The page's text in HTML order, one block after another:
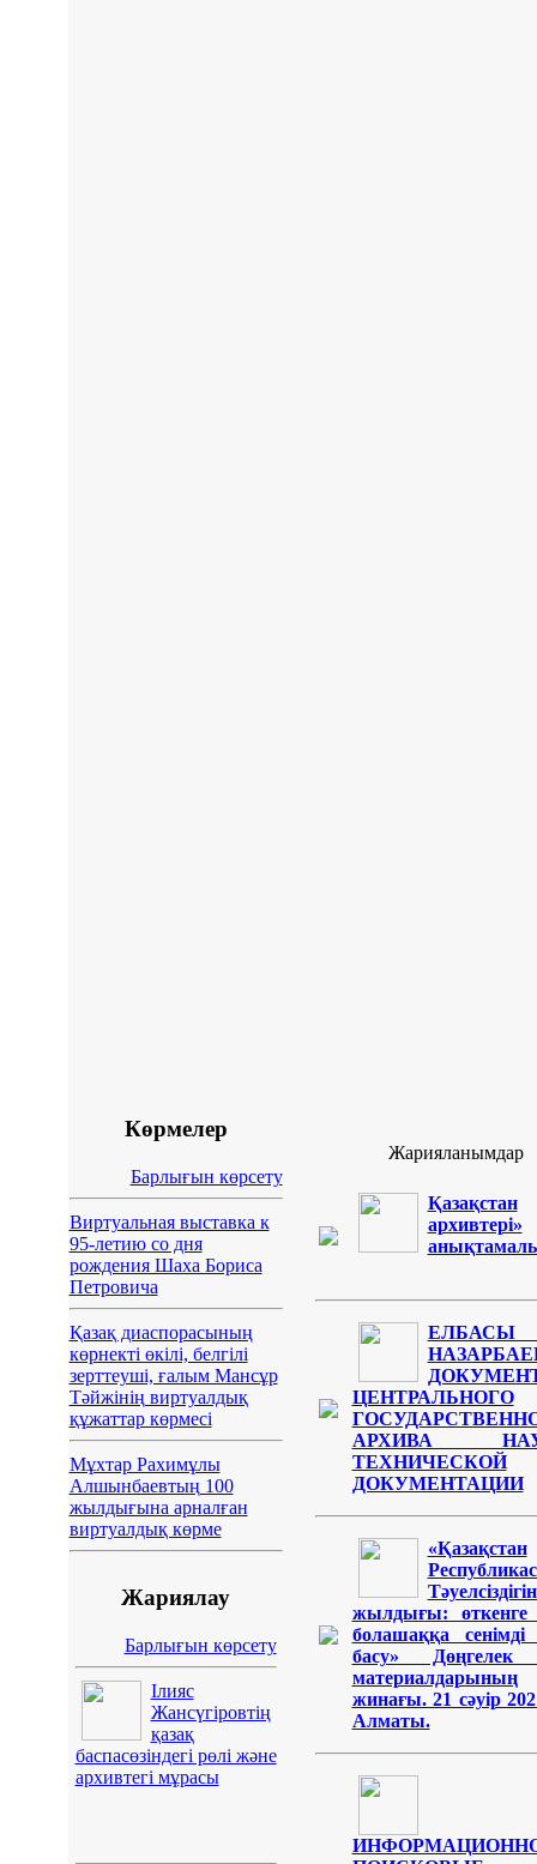
Көрмелер
Барлығын көрсету
Виртуальная выставка к
95-летию со дня
рождения Шаха Бориса
Петровича
Қазақ диаспорасының
көрнекті өкілі, белгілі
зерттеуші, ғалым Мансұр
Тәйжінің виртуалдық
құжаттар көрмесі
Мұхтар Рахимұлы
Алшынбаевтың 100
жылдығына арналған
виртуалдық көрме
Жариялау
Барлығын көрсету
Ілияс
Жансүгіровтің
қазақ
баспасөзіндегі рөлі және
архивтегі мұрасы
Жарияланымдар
Қазақстан
архивтері»
ЕЛБАСЫ
ЦЕНТРАЛЬНОГО
АРХИВА
ТЕХНИЧЕСКОЙ
ДОКУМЕНТАЦИИ
«Қазақстан
жылдығы: өткенге
болашаққа
басу» Дөңгелек
материалдарының
жинағы. 21 сәуір
Алматы.